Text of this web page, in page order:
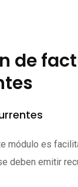
de
módulo es
deben emitir